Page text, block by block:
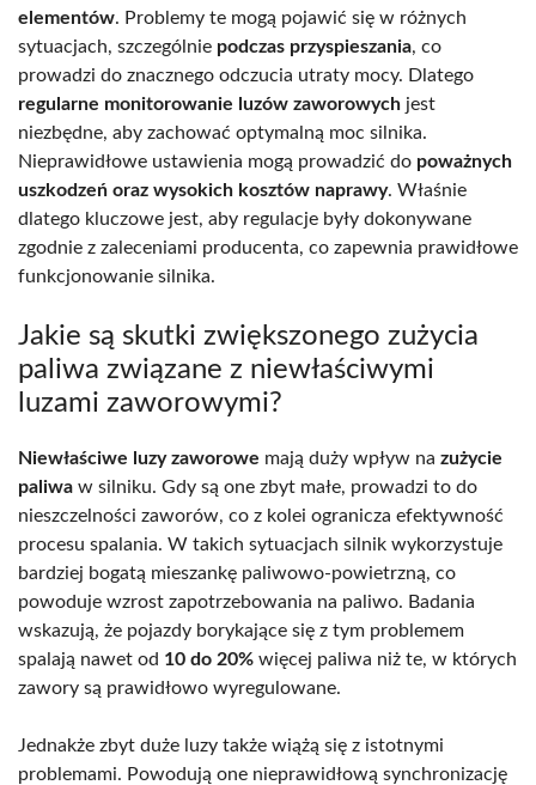
elementów. Problemy te mogą pojawić się w różnych
sytuacjach, szczególnie podczas przyspieszania, co
prowadzi do znacznego odczucia utraty mocy. Dlatego
regularne monitorowanie luzów zaworowych jest
niezbędne, aby zachować optymalną moc silnika.
Nieprawidłowe ustawienia mogą prowadzić do poważnych
uszkodzeń oraz wysokich kosztów naprawy. Właśnie
dlatego kluczowe jest, aby regulacje były dokonywane
zgodnie z zaleceniami producenta, co zapewnia prawidłowe
funkcjonowanie silnika.
Jakie są skutki zwiększonego zużycia
paliwa związane z niewłaściwymi
luzami zaworowymi?
Niewłaściwe luzy zaworowe mają duży wpływ na zużycie
paliwa w silniku. Gdy są one zbyt małe, prowadzi to do
nieszczelności zaworów, co z kolei ogranicza efektywność
procesu spalania. W takich sytuacjach silnik wykorzystuje
bardziej bogatą mieszankę paliwowo-powietrzną, co
powoduje wzrost zapotrzebowania na paliwo. Badania
wskazują, że pojazdy borykające się z tym problemem
spalają nawet od 10 do 20% więcej paliwa niż te, w których
zawory są prawidłowo wyregulowane.
Jednakże zbyt duże luzy także wiążą się z istotnymi
problemami. Powodują one nieprawidłową synchronizację